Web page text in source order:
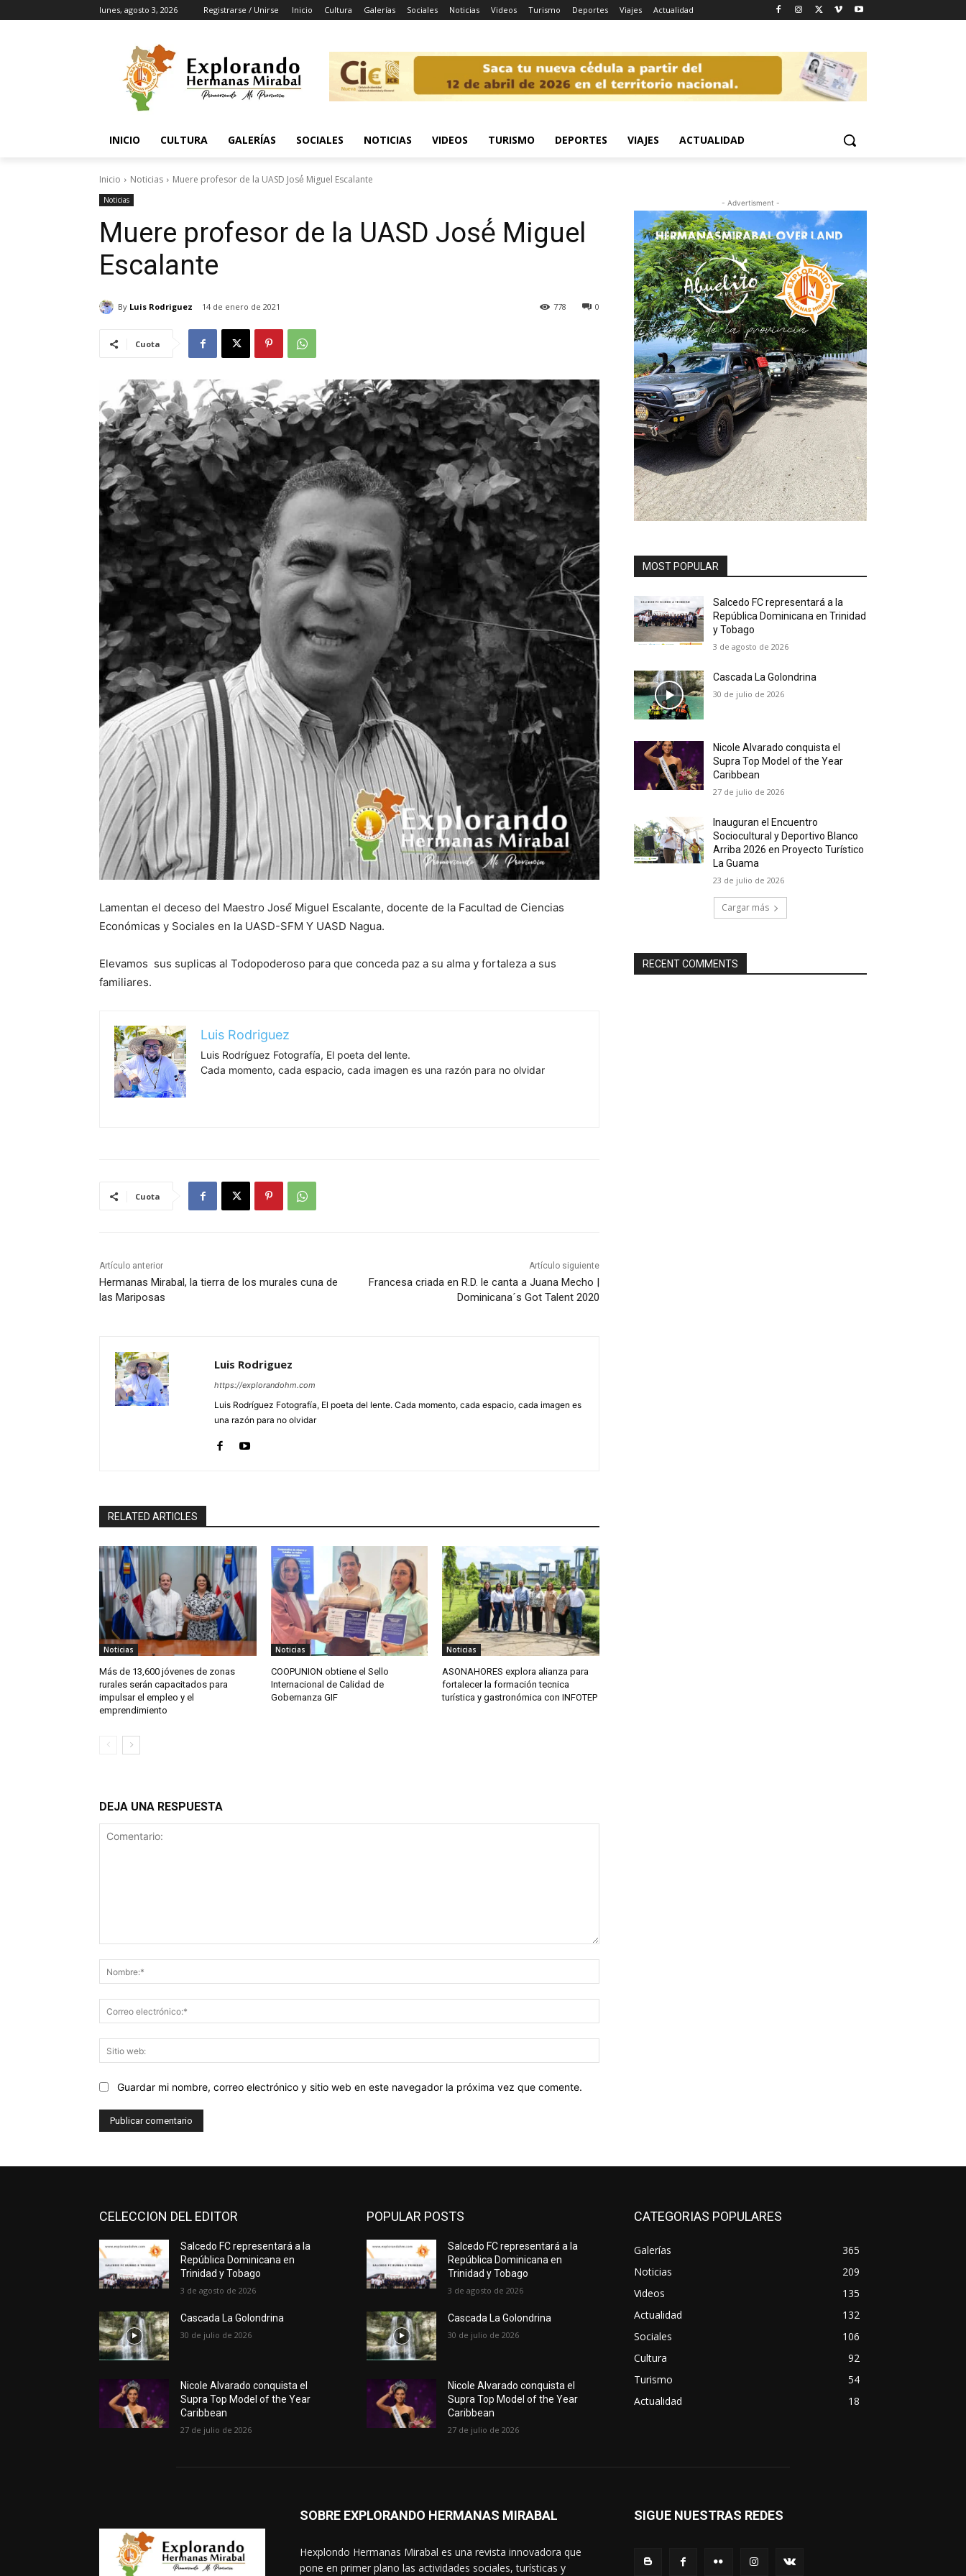
lunes, agosto 3, 2026 Registrarse / Unirse Inicio Cultura Galerías Sociales Noticias Videos Turismo Deportes Viajes Actualidad
INICIO CULTURA GALERÍAS SOCIALES NOTICIAS VIDEOS TURISMO DEPORTES VIAJES ACTUALIDAD
Inicio Noticias Muere profesor de la UASD José́ Miguel Escalante
Noticias
Muere profesor de la UASD José́ Miguel
Escalante
By Luis Rodriguez 14 de enero de 2021 0
778
Cuota
Lamentan el deceso del Maestro José́ Miguel Escalante, docente de la Facultad de Ciencias
Económicas y Sociales en la UASD-SFM Y UASD Nagua.
Elevamos sus suplicas al Todopoderoso para que conceda paz a su alma y fortaleza a sus
familiares.
Luis Rodriguez
Luis Rodríguez Fotografía, El poeta del lente.
Cada momento, cada espacio, cada imagen es una razón para no olvidar
Cuota
Artículo anterior
Hermanas Mirabal, la tierra de los murales cuna de
las Mariposas
Artículo siguiente
Francesa criada en R.D. le canta a Juana Mecho |
Dominicana´s Got Talent 2020
Luis Rodriguez
https://explorandohm.com
Luis Rodríguez Fotografía, El poeta del lente. Cada momento, cada espacio, cada imagen es
una razón para no olvidar
RELATED ARTICLES
Noticias
Más de 13,600 jóvenes de zonas
rurales serán capacitados para
impulsar el empleo y el
emprendimiento
Noticias
COOPUNION obtiene el Sello
Internacional de Calidad de
Gobernanza GIF
Noticias
ASONAHORES explora alianza para
fortalecer la formación tecnica
turística y gastronómica con INFOTEP
DEJA UNA RESPUESTA
electrónico:*
web:
Guardar mi nombre, correo electrónico y sitio web en este navegador la próxima vez que comente.
- Advertisment -
MOST POPULAR
Salcedo FC representará a la
República Dominicana en Trinidad
y Tobago
3 de agosto de 2026
Cascada La Golondrina
30 de julio de 2026
Nicole Alvarado conquista el
Supra Top Model of the Year
Caribbean
27 de julio de 2026
Inauguran el Encuentro
Sociocultural y Deportivo Blanco
Arriba 2026 en Proyecto Turístico
La Guama
23 de julio de 2026
Cargar más
RECENT COMMENTS
CELECCION DEL EDITOR
Salcedo FC representará a la
República Dominicana en
Trinidad y Tobago
3 de agosto de 2026
Cascada La Golondrina
30 de julio de 2026
Nicole Alvarado conquista el
Supra Top Model of the Year
Caribbean
27 de julio de 2026
POPULAR POSTS
Salcedo FC representará a la
República Dominicana en
Trinidad y Tobago
3 de agosto de 2026
Cascada La Golondrina
30 de julio de 2026
Nicole Alvarado conquista el
Supra Top Model of the Year
Caribbean
27 de julio de 2026
CATEGORIAS POPULARES
Galerías
365
Noticias
209
Videos
135
Actualidad
132
Sociales
106
Cultura
92
Turismo
54
Actualidad
18
SOBRE EXPLORANDO HERMANAS MIRABAL
Hexplondo Hermanas Mirabal es una revista innovadora que
pone en primer plano las actividades sociales, turísticas y
SIGUE NUESTRAS REDES